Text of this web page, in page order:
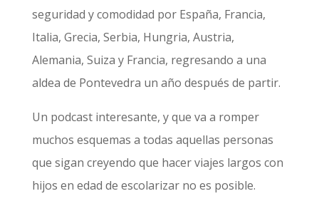
seguridad y comodidad por España, Francia,
Italia, Grecia, Serbia, Hungria, Austria,
Alemania, Suiza y Francia, regresando a una
aldea de Pontevedra un año después de partir.
Un podcast interesante, y que va a romper
muchos esquemas a todas aquellas personas
que sigan creyendo que hacer viajes largos con
hijos en edad de escolarizar no es posible.